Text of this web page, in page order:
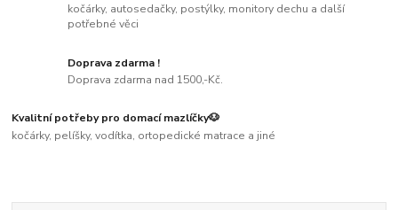
kočárky, autosedačky, postýlky, monitory dechu a další
potřebné věci
Doprava zdarma !
Doprava zdarma nad 1500,-Kč.
Kvalitní potřeby pro domací mazlíčky🐶
kočárky, pelíšky, vodítka, ortopedické matrace a jiné